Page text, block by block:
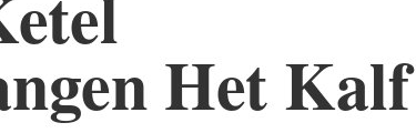
Het Kalf